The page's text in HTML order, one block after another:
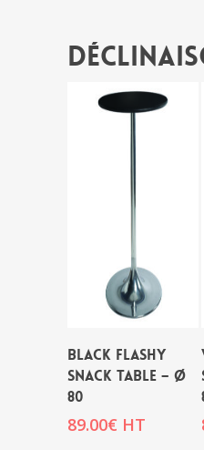
BLACK FLASHY
SNACK TABLE – Ø
80
89.00€ HT